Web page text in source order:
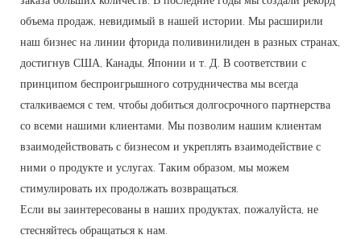
объема продаж, невидимый в нашей истории. Мы расширили
наш бизнес на линии фторида поливинилиден в разных странах,
достигнув США, Канады, Японии и т. Д. В соответствии с
принципом беспроигрышного сотрудничества мы всегда
сталкиваемся с тем, чтобы добиться долгосрочного партнерства
со всеми нашими клиентами. Мы позволим нашим клиентам
взаимодействовать с бизнесом и укреплять взаимодействие с
ними о продукте и услугах. Таким образом, мы можем
стимулировать их продолжать возвращаться.
Если вы заинтересованы в наших продуктах, пожалуйста, не
стесняйтесь обращаться к нам.